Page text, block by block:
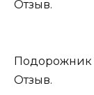
Подорожник
Отзыв.